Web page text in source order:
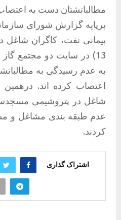
مطالباتشتان دست به
برپایه گزارش شورای
پیمانی نفت، کاگران شاغل
13) در سایت دو مجتمع
به عدم رسیدگی به
اعتصاب کرده اند.
شاغل در پتروشیمی
عدم طبقه بندی مشاغل و
کردند.
اشتراک گذاری